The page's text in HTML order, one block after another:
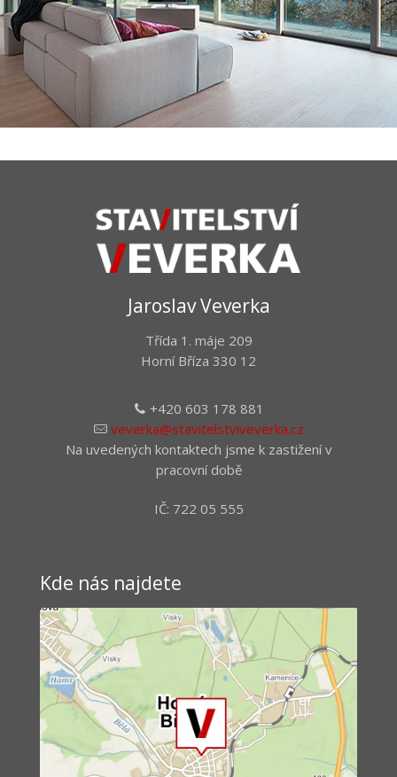
Jaroslav Veverka
Třída 1. máje 209
Horní Bříza 330 12
+420 603 178 881
veverka@stavitelstviveverka.cz
Na uvedených kontaktech jsme k zastižení v
pracovní době
IČ: 722 05 555
Kde nás najdete